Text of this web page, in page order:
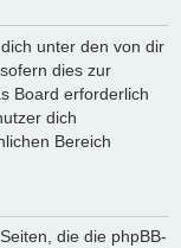
unter den von dir
dies zur
Board erforderlich
dich
Bereich
die die phpBB-